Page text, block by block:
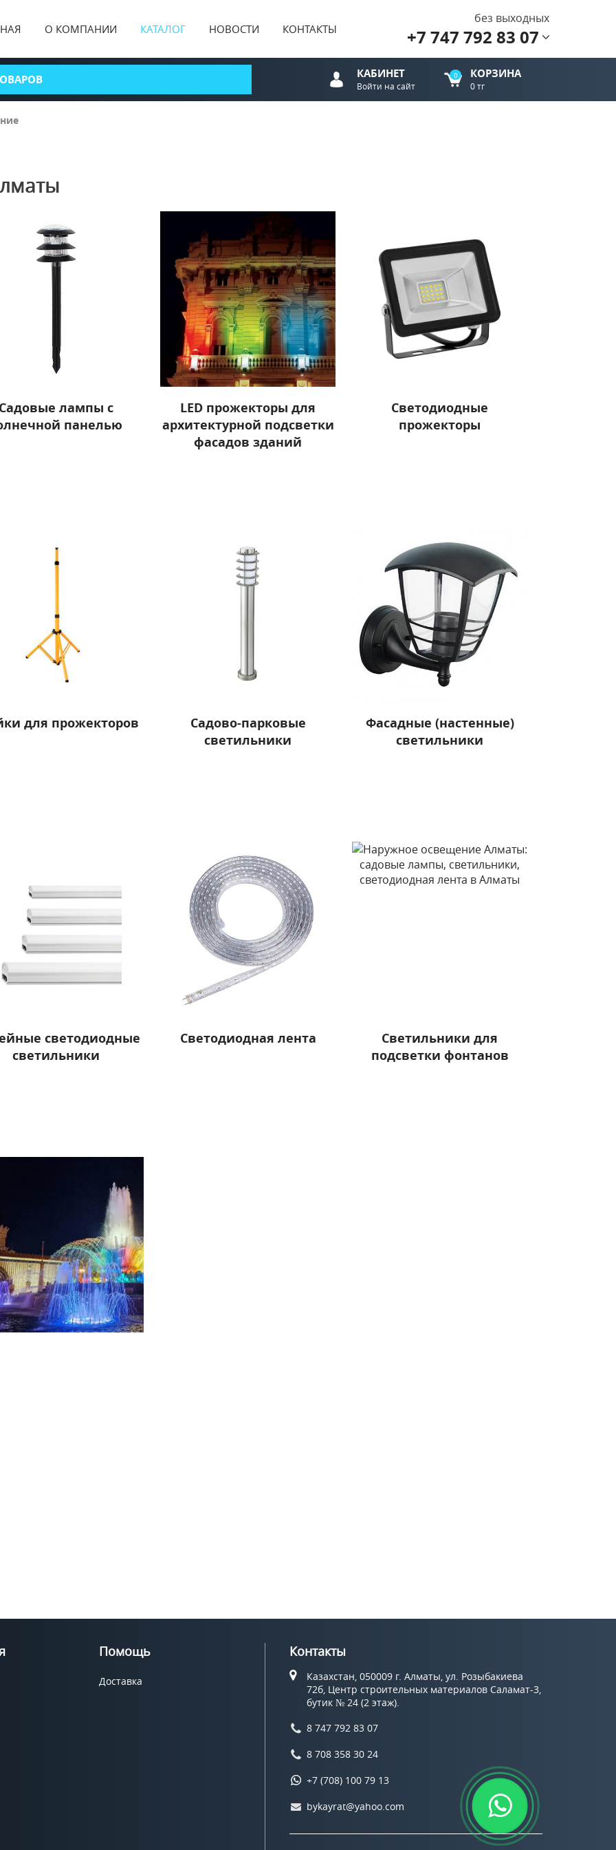
О КОМПАНИИ КАТАЛОГ НОВОСТИ КОНТАКТЫ
без выходных
+7 747 792 83 07
КАБИНЕТ
Войти на сайт
КОРЗИНА
0 тг
0
лампы с
панелью
LED прожекторы для
архитектурной подсветки
фасадов зданий
Светодиодные
прожекторы
для прожекторов
Садово-парковые
светильники
Фасадные (настенные)
светильники
светодиодные
светильники
Светодиодная лента
Светильники для
подсветки фонтанов
Помощь
Доставка
Контакты
Казахстан, 050009 г. Алматы, ул. Розыбакиева
72б, Центр строительных материалов Саламат-3,
бутик № 24 (2 этаж).
8 747 792 83 07
8 708 358 30 24
+7 (708) 100 79 13
bykayrat@yahoo.com